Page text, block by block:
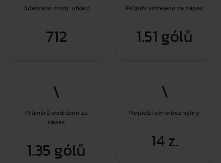
Odehráno mistr. utkání
712
Průměr vstřeleno za zápas
1.51 gólů
\
Průměrů obdrženo za
zápas
1.35 gólů
\
Nejdelší série bez výhry
14 z.